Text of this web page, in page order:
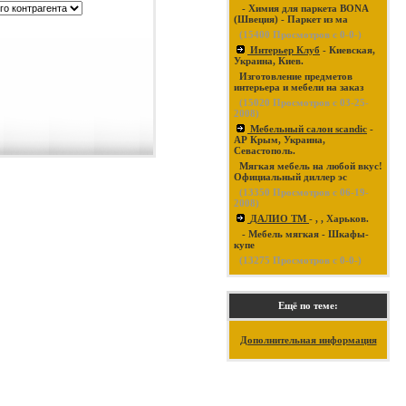
- Химия для паркета BONA
(Швеция) - Паркет из ма
(15400 Просмотров с 0-0-)
Интерьер Клуб - Киевская,
Украина, Киев.
Изготовление предметов
интерьера и мебели на заказ
(15020 Просмотров с 03-25-
2008)
Мебельный салон scandic -
АР Крым, Украина,
Севастополь.
Мягкая мебель на любой вкус!
Официальный диллер эс
(13350 Просмотров с 06-19-
2008)
ДАЛИО ТМ - , , Харьков.
- Мебель мягкая - Шкафы-
купе
(13275 Просмотров с 0-0-)
Ещё по теме:
Дополнительная информация